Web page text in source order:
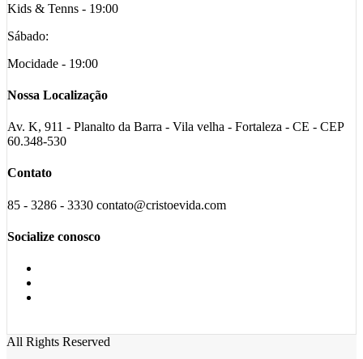
Kids & Tenns - 19:00
Sábado:
Mocidade - 19:00
Nossa Localização
Av. K, 911 - Planalto da Barra - Vila velha - Fortaleza - CE - CEP
60.348-530
Contato
85 - 3286 - 3330 contato@cristoevida.com
Socialize conosco
All Rights Reserved